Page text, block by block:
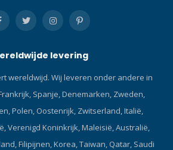
levering
wereldwijd. Wij leveren onder andere in
Spanje, Denemarken, Zweden,
Polen, Oostenrijk, Zwitserland, Italië,
Verenigd Koninkrijk, Maleisië, Australië,
Filipijnen, Korea, Taiwan, Qatar, Saudi